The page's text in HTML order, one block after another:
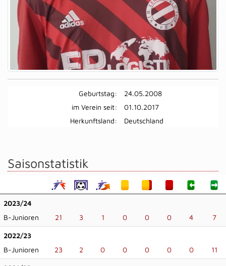
Geburtstag:
24.05.2008
im Verein seit:
01.10.2017
Herkunftsland:
Deutschland
Saisonstatistik
2023/24
B-Junioren
21 3 1 0 0 0 4 7
2022/23
B-Junioren
23 2 0 0 0 0 0 11